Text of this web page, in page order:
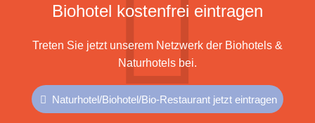
Biohotel kostenfrei eintragen
Treten Sie jetzt unserem Netzwerk der Biohotels &
Naturhotels bei.
Naturhotel/Biohotel/Bio-Restaurant jetzt eintragen